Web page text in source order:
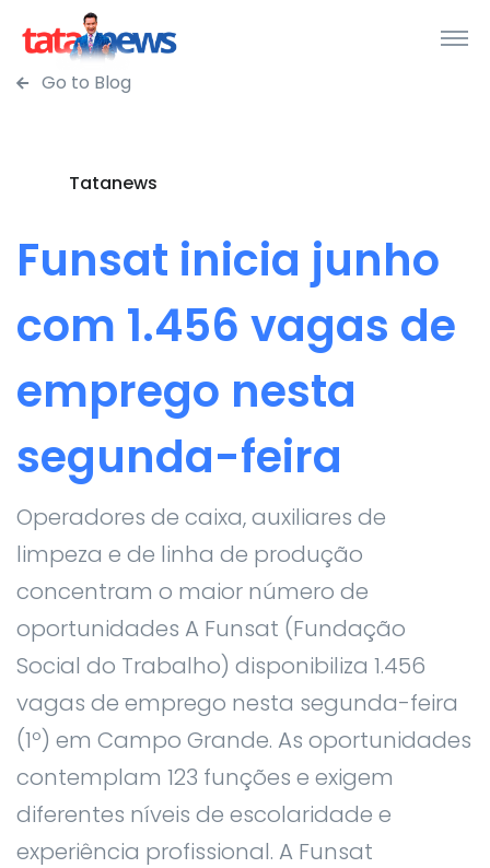
Go to Blog
Tatanews
Funsat inicia junho
com 1.456 vagas de
emprego nesta
segunda-feira
Operadores de caixa, auxiliares de
limpeza e de linha de produção
concentram o maior número de
oportunidades A Funsat (Fundação
Social do Trabalho) disponibiliza 1.456
vagas de emprego nesta segunda-feira
(1º) em Campo Grande. As oportunidades
contemplam 123 funções e exigem
diferentes níveis de escolaridade e
experiência profissional. A Funsat